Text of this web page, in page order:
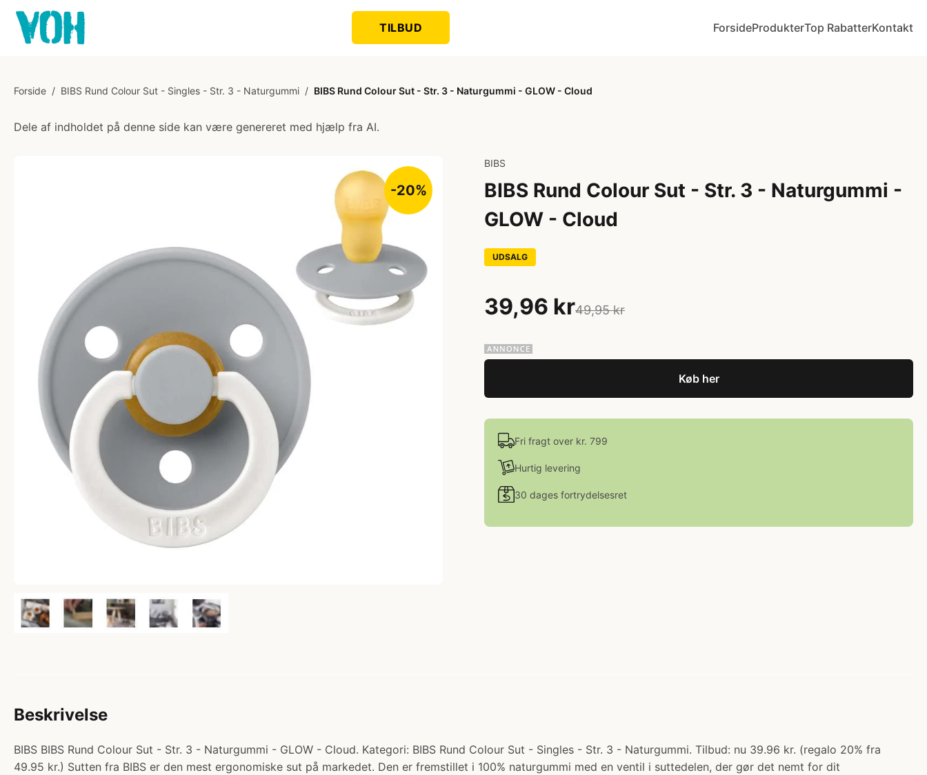
TILBUD ForsideProdukterTop RabatterKontakt
Forside / BIBS Rund Colour Sut - Singles - Str. 3 - Naturgummi / BIBS Rund Colour Sut - Str. 3 - Naturgummi - GLOW - Cloud
Dele af indholdet på denne side kan være genereret med hjælp fra AI.
-20%
BIBS
BIBS Rund Colour Sut - Str. 3 - Naturgummi -
GLOW - Cloud
UDSALG
39,96 kr49,95 kr
Køb her
Fri fragt over kr. 799
Hurtig levering
30 dages fortrydelsesret
Beskrivelse
BIBS BIBS Rund Colour Sut - Str. 3 - Naturgummi - GLOW - Cloud. Kategori: BIBS Rund Colour Sut - Singles - Str. 3 - Naturgummi. Tilbud: nu 39.96 kr. (regalo 20% fra
49.95 kr.) Sutten fra BIBS er den mest ergonomiske sut på markedet. Den er fremstillet i 100% naturgummi med en ventil i suttedelen, der gør det nemt for dit